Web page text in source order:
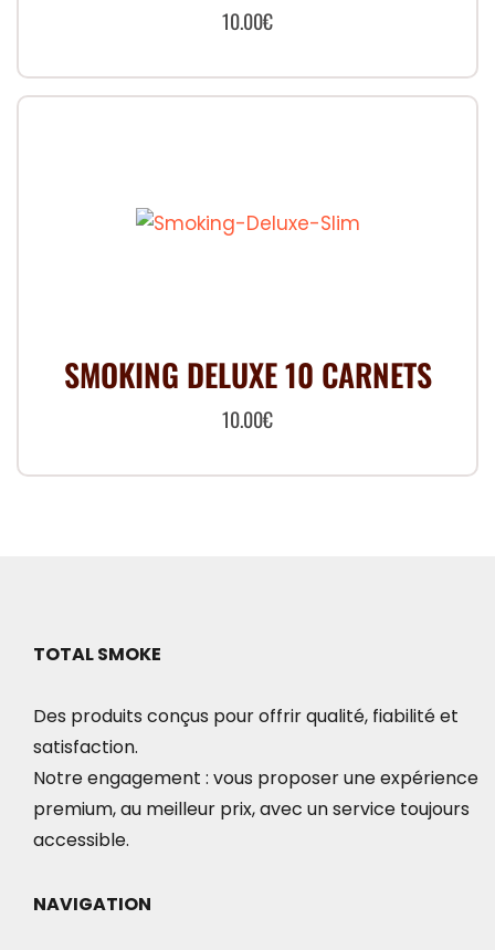
10.00€
SMOKING DELUXE 10 CARNETS
10.00€
TOTAL SMOKE
Des produits conçus pour offrir qualité, fiabilité et
satisfaction.
Notre engagement : vous proposer une expérience
premium, au meilleur prix, avec un service toujours
accessible.
NAVIGATION